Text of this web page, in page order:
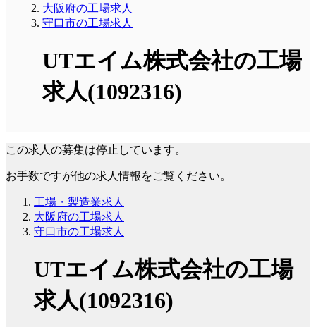
大阪府の工場求人
守口市の工場求人
UTエイム株式会社の工場
求人(1092316)
この求人の募集は停止しています。
お手数ですが他の求人情報をご覧ください。
工場・製造業求人
大阪府の工場求人
守口市の工場求人
UTエイム株式会社の工場
求人(1092316)